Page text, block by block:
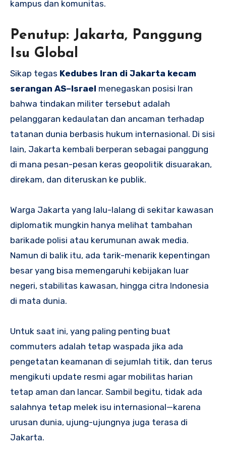
kampus dan komunitas.
Penutup: Jakarta, Panggung
Isu Global
Sikap tegas Kedubes Iran di Jakarta kecam
serangan AS–Israel menegaskan posisi Iran
bahwa tindakan militer tersebut adalah
pelanggaran kedaulatan dan ancaman terhadap
tatanan dunia berbasis hukum internasional. Di sisi
lain, Jakarta kembali berperan sebagai panggung
di mana pesan-pesan keras geopolitik disuarakan,
direkam, dan diteruskan ke publik.
Warga Jakarta yang lalu-lalang di sekitar kawasan
diplomatik mungkin hanya melihat tambahan
barikade polisi atau kerumunan awak media.
Namun di balik itu, ada tarik-menarik kepentingan
besar yang bisa memengaruhi kebijakan luar
negeri, stabilitas kawasan, hingga citra Indonesia
di mata dunia.
Untuk saat ini, yang paling penting buat
commuters adalah tetap waspada jika ada
pengetatan keamanan di sejumlah titik, dan terus
mengikuti update resmi agar mobilitas harian
tetap aman dan lancar. Sambil begitu, tidak ada
salahnya tetap melek isu internasional—karena
urusan dunia, ujung-ujungnya juga terasa di
Jakarta.